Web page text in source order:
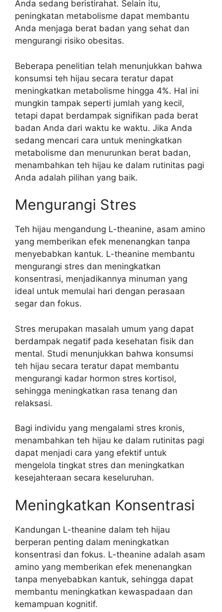
Anda sedang beristirahat. Selain itu,
peningkatan metabolisme dapat membantu
Anda menjaga berat badan yang sehat dan
mengurangi risiko obesitas.
Beberapa penelitian telah menunjukkan bahwa
konsumsi teh hijau secara teratur dapat
meningkatkan metabolisme hingga 4%. Hal ini
mungkin tampak seperti jumlah yang kecil,
tetapi dapat berdampak signifikan pada berat
badan Anda dari waktu ke waktu. Jika Anda
sedang mencari cara untuk meningkatkan
metabolisme dan menurunkan berat badan,
menambahkan teh hijau ke dalam rutinitas pagi
Anda adalah pilihan yang baik.
Mengurangi Stres
Teh hijau mengandung L-theanine, asam amino
yang memberikan efek menenangkan tanpa
menyebabkan kantuk. L-theanine membantu
mengurangi stres dan meningkatkan
konsentrasi, menjadikannya minuman yang
ideal untuk memulai hari dengan perasaan
segar dan fokus.
Stres merupakan masalah umum yang dapat
berdampak negatif pada kesehatan fisik dan
mental. Studi menunjukkan bahwa konsumsi
teh hijau secara teratur dapat membantu
mengurangi kadar hormon stres kortisol,
sehingga meningkatkan rasa tenang dan
relaksasi.
Bagi individu yang mengalami stres kronis,
menambahkan teh hijau ke dalam rutinitas pagi
dapat menjadi cara yang efektif untuk
mengelola tingkat stres dan meningkatkan
kesejahteraan secara keseluruhan.
Meningkatkan Konsentrasi
Kandungan L-theanine dalam teh hijau
berperan penting dalam meningkatkan
konsentrasi dan fokus. L-theanine adalah asam
amino yang memberikan efek menenangkan
tanpa menyebabkan kantuk, sehingga dapat
membantu meningkatkan kewaspadaan dan
kemampuan kognitif.